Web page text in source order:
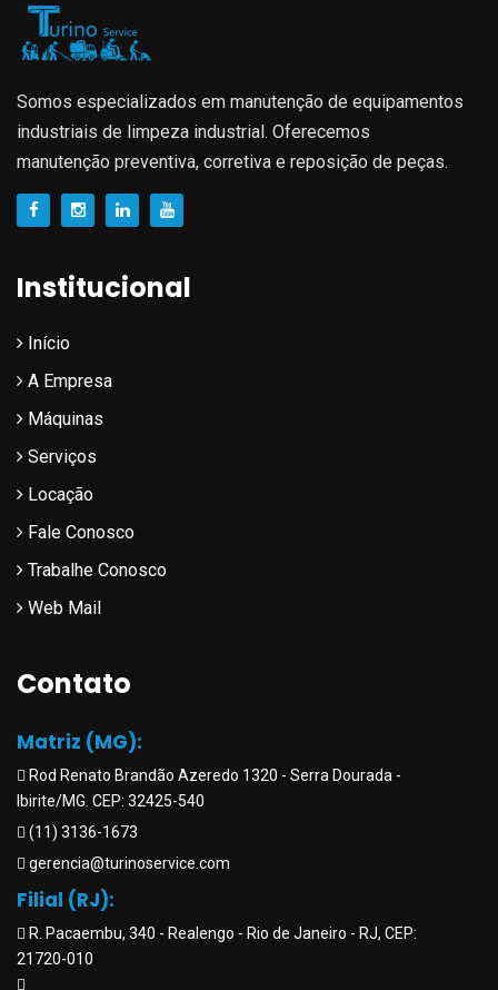
Somos especializados em manutenção de equipamentos
industriais de limpeza industrial. Oferecemos
manutenção preventiva, corretiva e reposição de peças.
Institucional
Início
A Empresa
Máquinas
Serviços
Locação
Fale Conosco
Trabalhe Conosco
Web Mail
Contato
Matriz (MG):
Rod Renato Brandão Azeredo 1320 - Serra Dourada -
Ibirite/MG. CEP: 32425-540
(11) 3136-1673
gerencia@turinoservice.com
Filial (RJ):
R. Pacaembu, 340 - Realengo - Rio de Janeiro - RJ, CEP:
21720-010